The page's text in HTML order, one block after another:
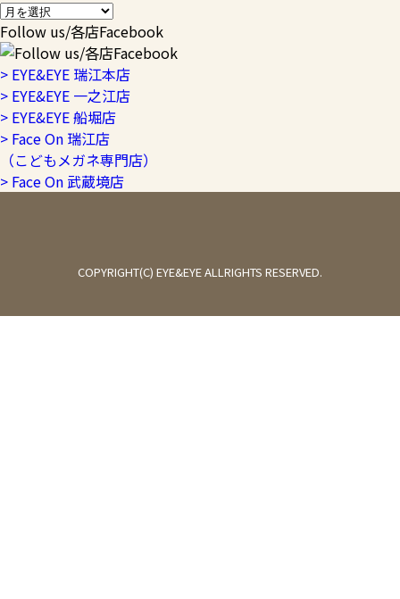
Follow us/各店Facebook
> EYE&EYE 瑞江本店
> EYE&EYE 一之江店
> EYE&EYE 船堀店
> Face On 瑞江店
（こどもメガネ専門店）
> Face On 武蔵境店
COPYRIGHT(C) EYE&EYE ALLRIGHTS RESERVED.